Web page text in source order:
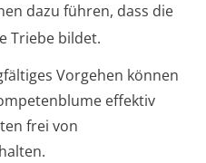
dazu führen, dass die
Triebe bildet.
Vorgehen können
effektiv
frei von